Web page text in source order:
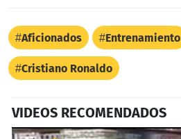
Aficionados Entrenamiento
Cristiano Ronaldo
VIDEOS RECOMENDADOS